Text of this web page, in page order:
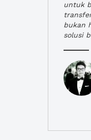
untuk
bukan
solusi